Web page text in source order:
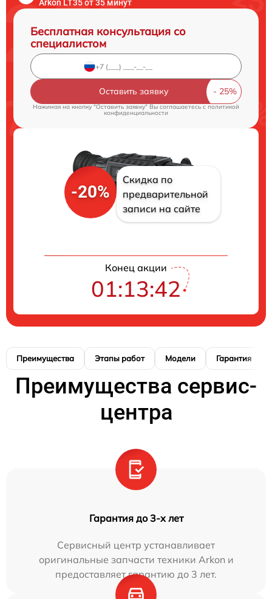
Arkon LT35 от 35 минут
Бесплатная консультация со
специалистом
Оставить заявку
Нажимая на кнопку "Оставить заявку" Вы соглашаетесь c политикой
конфиденциальности
-20%
Скидка по
предварительной
записи на сайте
Конец акции
01:13:41
Преимущества Этапы работ Модели Гарантия
Преимущества сервис-
центра
Гарантия до 3-х лет
Сервисный центр устанавливает
оригинальные запчасти техники Arkon и
предоставляет гарантию до 3 лет.